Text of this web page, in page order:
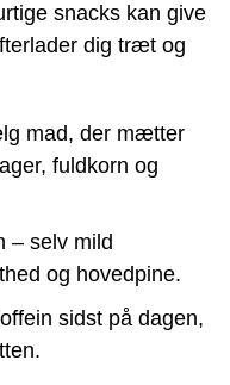
snacks kan give
dig træt og
mad, der mætter
fuldkorn og
– selv mild
og hovedpine.
sidst på dagen,